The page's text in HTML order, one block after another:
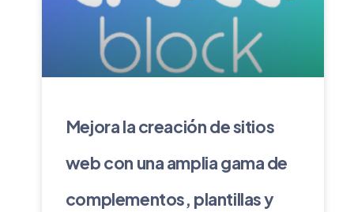
Mejora la creación de sitios
web con una amplia gama de
complementos, plantillas y